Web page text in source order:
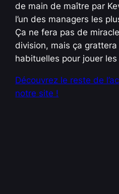
de main de maître par
l’un des managers les
Ça ne fera pas de
division, mais ça
habituelles pour jouer
Découvrez le reste de
notre site !